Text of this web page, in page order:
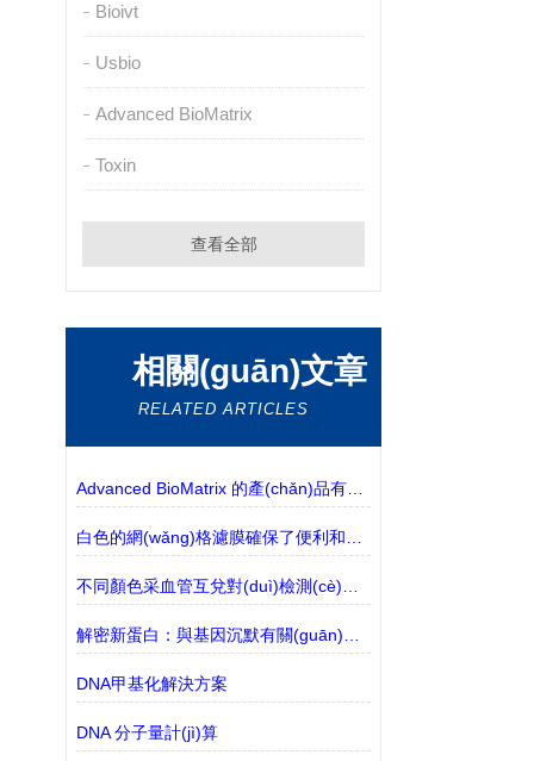
Bioivt
Usbio
Advanced BioMatrix
Toxin
查看全部
相關(guān)文章
RELATED ARTICLES
Advanced BioMatrix 的產(chǎn)品有哪些？
DNA甲基化解決方案
DNA 分子量計(jì)算